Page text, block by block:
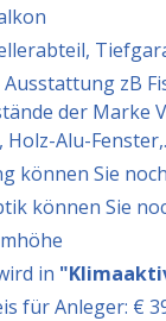
zB
der Marke
Alu-
können Sie
können Sie
in
für Anleger: €